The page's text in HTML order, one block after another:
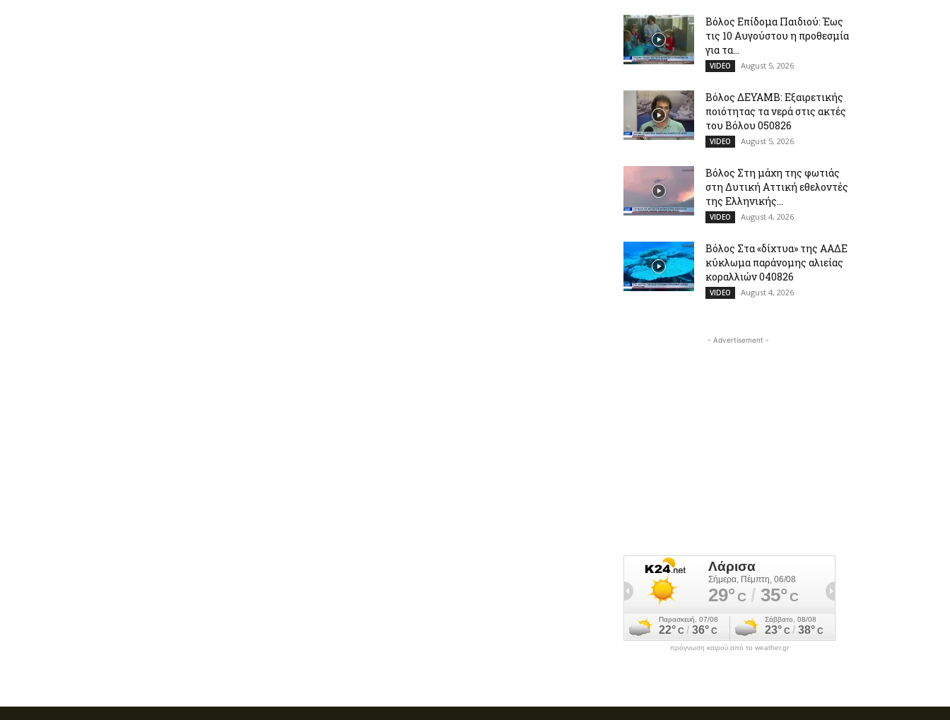
Βόλος Επίδομα Παιδιού: Έως
τις 10 Αυγούστου η προθεσμία
για τα...
VIDEO August 5, 2026
Βόλος ΔΕΥΑΜΒ: Εξαιρετικής
ποιότητας τα νερά στις ακτές
του Βόλου 050826
VIDEO August 5, 2026
Βόλος Στη μάχη της φωτιάς
στη Δυτική Αττική εθελοντές
της Ελληνικής...
VIDEO August 4, 2026
Βόλος Στα «δίχτυα» της ΑΑΔΕ
κύκλωμα παράνομης αλιείας
κοραλλιών 040826
VIDEO August 4, 2026
- Advertisement -
πρόγνωση καιρού από το weather.gr